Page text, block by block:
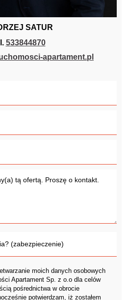
SATUR
533844870
apartament.pl
moich danych osobowych
Apartament Sp. z o.o dla celów
pośrednictwa w obrocie
potwierdzam, iż zostałem